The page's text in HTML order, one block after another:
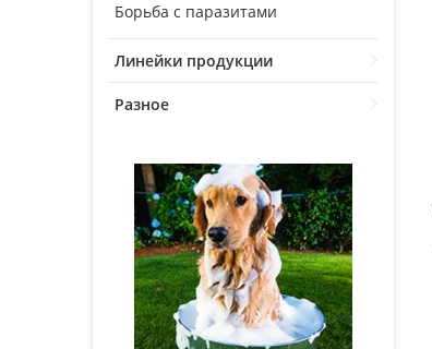
Борьба с паразитами
Линейки продукции
Разное